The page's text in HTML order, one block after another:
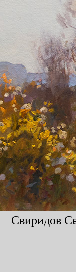
Свиридов